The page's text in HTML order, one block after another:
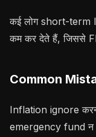
कई लोग short-term
कम कर देते हैं, जिससे
Common
Inflation ignore
emergency fund न